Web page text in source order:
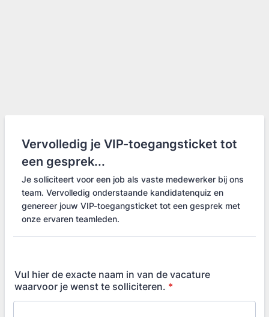
Vervolledig je VIP-toegangsticket tot
een gesprek...
Je solliciteert voor een job als vaste medewerker bij ons
team. Vervolledig onderstaande kandidatenquiz en
genereer jouw VIP-toegangsticket tot een gesprek met
onze ervaren teamleden.
Vul hier de exacte naam in van de vacature
waarvoor je wenst te solliciteren. *